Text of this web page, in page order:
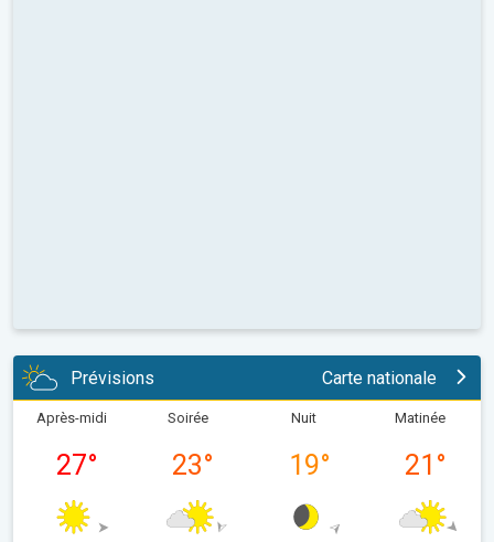
Prévisions Carte nationale
Après-midi
27°
Soirée
23°
Nuit
19°
Matinée
21 °